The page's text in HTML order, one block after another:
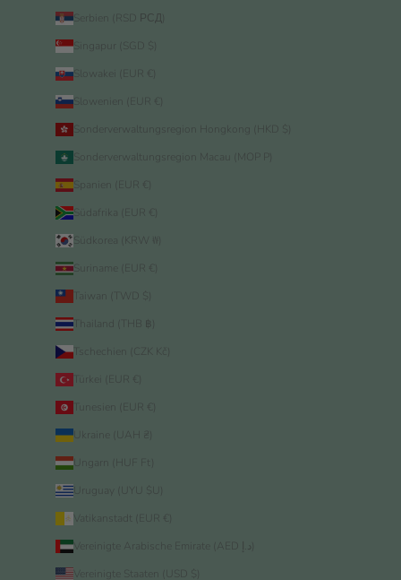
Serbien (RSD РСД)
Singapur (SGD $)
Slowakei (EUR €)
Slowenien (EUR €)
Sonderverwaltungsregion Hongkong (HKD $)
Sonderverwaltungsregion Macau (MOP P)
Spanien (EUR €)
Südafrika (EUR €)
Südkorea (KRW ₩)
Suriname (EUR €)
Taiwan (TWD $)
Thailand (THB ฿)
Tschechien (CZK Kč)
Türkei (EUR €)
Tunesien (EUR €)
Ukraine (UAH ₴)
Ungarn (HUF Ft)
Uruguay (UYU $U)
Vatikanstadt (EUR €)
Vereinigte Staaten (USD $)